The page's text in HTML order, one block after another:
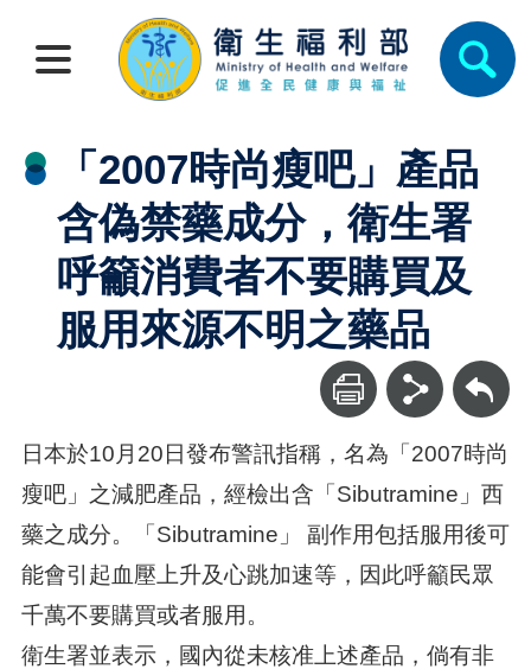
「2007時尚瘦吧」產品
含偽禁藥成分，衛生署
呼籲消費者不要購買及
服用來源不明之藥品
回上一頁
日本於10月20日發布警訊指稱，名為「2007時尚
瘦吧」之減肥產品，經檢出含「Sibutramine」西
藥之成分。「Sibutramine」 副作用包括服用後可
能會引起血壓上升及心跳加速等，因此呼籲民眾
千萬不要購買或者服用。
衛生署並表示，國內從未核准上述產品，倘有非